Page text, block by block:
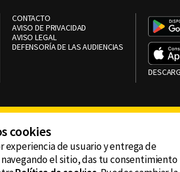
CONTACTO
AVISO DE PRIVACIDAD
AVISO LEGAL
DEFENSORÍA DE LAS AUDIENCIAS
cookies
experiencia de usuario y entrega de
el sitio, das tu consentimiento